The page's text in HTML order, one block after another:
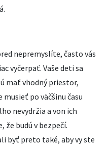
nepremyslíte, často vás
vyčerpať. Vaše deti sa
mať vhodný priestor,
po väčšinu času
nevydržia a von ich
budú v bezpečí.
byť preto také, aby vy ste